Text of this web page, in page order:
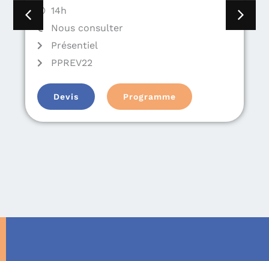
14h
Nous consulter
Présentiel
PPREV22
Devis Programme